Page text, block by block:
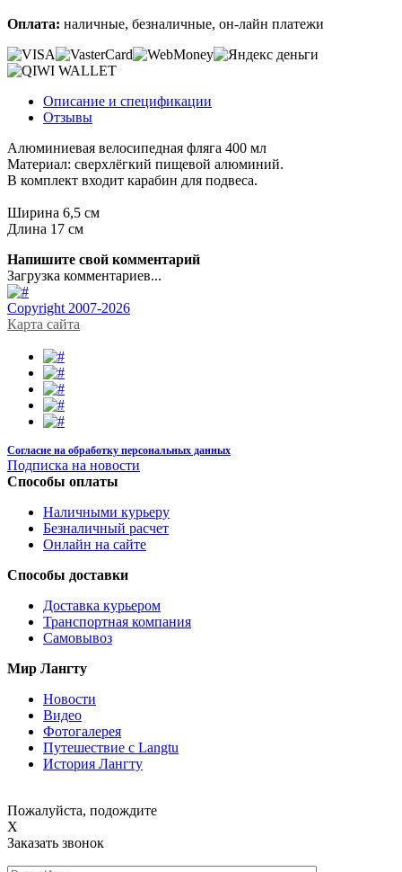
Оплата: наличные, безналичные, он-лайн платежи
Описание и спецификации
Отзывы
Алюминиевая велосипедная фляга 400 мл
Материал: сверхлёгкий пищевой алюминий.
В комплект входит карабин для подвеса.
Ширина 6,5 см
Длина 17 см
Напишите свой комментарий
Загрузка комментариев...
Copyright 2007-2026
Карта сайта
Согласие на обработку персональных данных
Подписка на новости
Способы оплаты
Наличными курьеру
Безналичный расчет
Онлайн на сайте
Способы доставки
Доставка курьером
Транспортная компания
Самовывоз
Мир Лангту
Новости
Видео
Фотогалерея
Путешествие с Langtu
История Лангту
Пожалуйста, подождите
X
Заказать звонок